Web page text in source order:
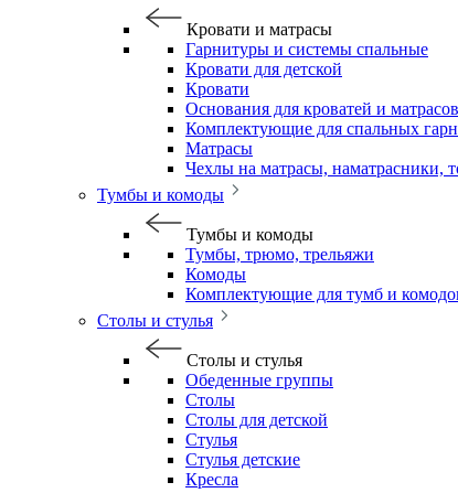
Кровати и матрасы
Гарнитуры и системы спальные
Кровати для детской
Кровати
Основания для кроватей и матрасов
Комплектующие для спальных
Матрасы
Чехлы на матрасы, наматрасники,
Тумбы и комоды
Тумбы и комоды
Тумбы, трюмо, трельяжи
Комоды
Комплектующие для тумб и
Столы и стулья
Столы и стулья
Обеденные группы
Столы
Столы для детской
Стулья
Стулья детские
Кресла